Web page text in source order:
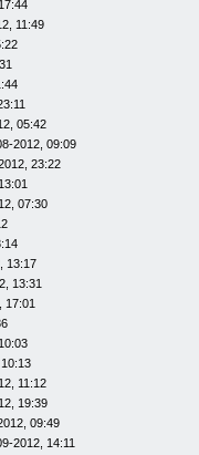
11:49
05:42
2012, 09:09
23:22
07:30
13:17
13:31
17:01
11:12
19:39
09:49
2012, 14:11